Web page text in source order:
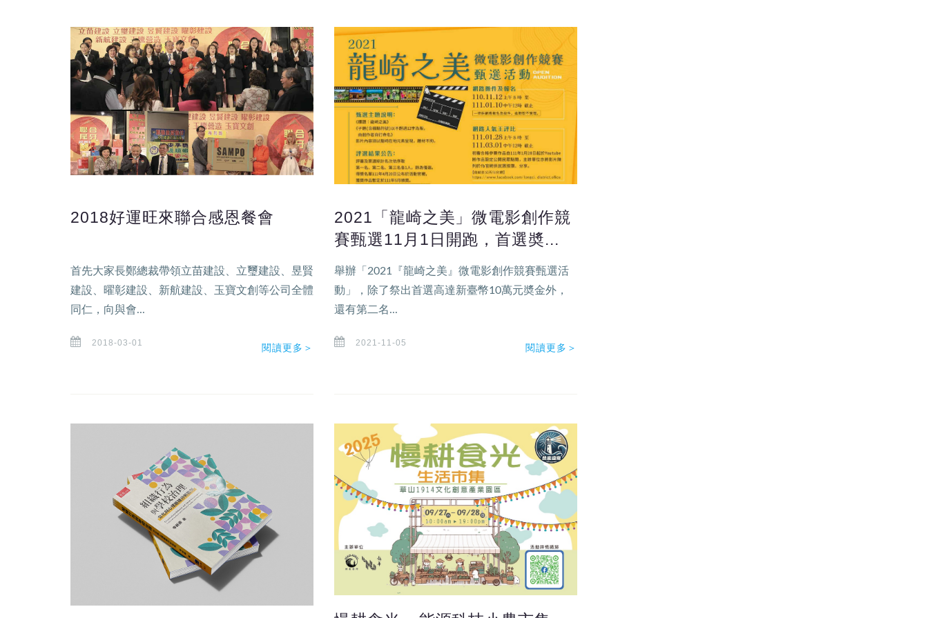
2018好運旺來聯合感恩餐會
首先大家長鄭總裁帶領立苗建設、立璽建設、昱賢
建設、曜彰建設、新航建設、玉寶文創等公司全體
同仁，向與會...
2018-03-01 閱讀更多＞
2021「龍崎之美」微電影創作競
賽甄選11月1日開跑，首選奬...
舉辦「2021『龍崎之美』微電影創作競賽甄選活
動」，除了祭出首選高達新臺幣10萬元奬金外，
還有第二名...
2021-11-05 閱讀更多＞